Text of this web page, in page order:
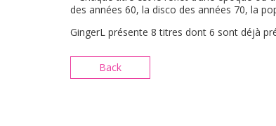
des années 60, la disco des années 70, la
GingerL présente 8 titres dont 6 sont déjà
Back